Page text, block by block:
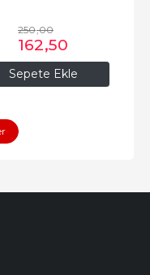
Sepete Ekle
250,00
162,50